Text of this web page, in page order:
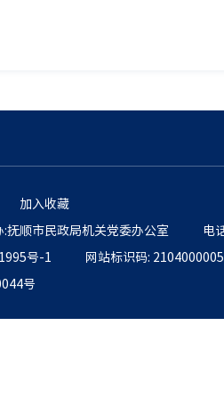
加入收藏
:抚顺市民政局机关党委办公室
电
号-1
网站标识码: 2104000005
号